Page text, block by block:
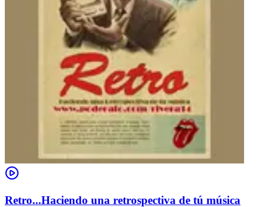
Retro...Haciendo una retrospectiva de tú música